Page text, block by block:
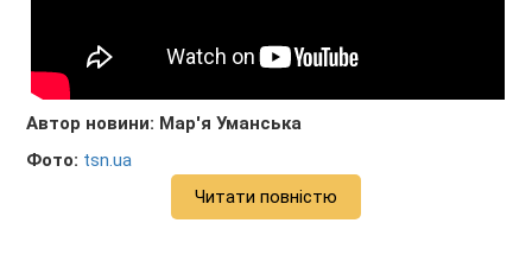
Автор новини: Мар'я Уманська
Фото: tsn.ua
Читати повністю